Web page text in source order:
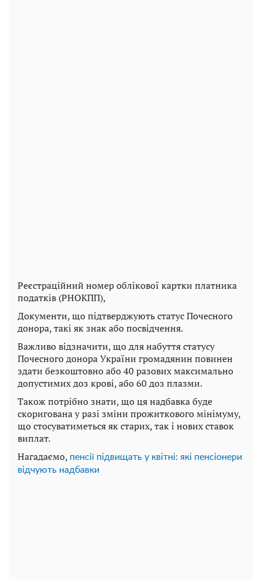
Реєстраційний номер облікової картки платника
податків (РНОКПП),
Документи, що підтверджують статус Почесного
донора, такі як знак або посвідчення.
Важливо відзначити, що для набуття статусу
Почесного донора України громадянин повинен
здати безкоштовно або 40 разових максимально
допустимих доз крові, або 60 доз плазми.
Також потрібно знати, що ця надбавка буде
скоригована у разі зміни прожиткового мінімуму,
що стосуватиметься як старих, так і нових ставок
виплат.
Нагадаємо, пенсії підвищать у квітні: які пенсіонери
відчують надбавки